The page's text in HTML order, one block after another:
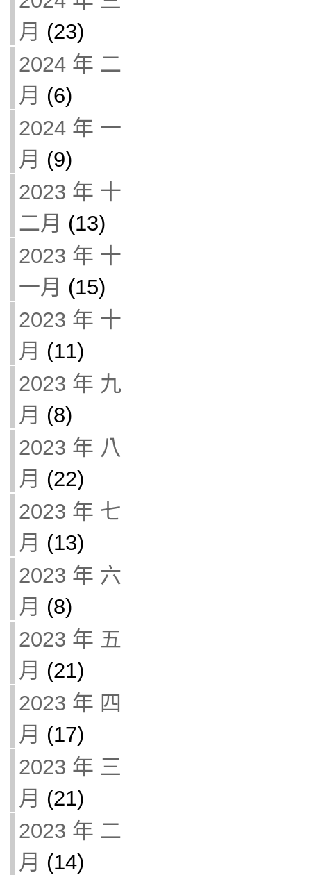
月 (23)
2024 年 二
月 (6)
2024 年 一
月 (9)
2023 年 十
二月 (13)
2023 年 十
一月 (15)
2023 年 十
月 (11)
2023 年 九
月 (8)
2023 年 八
月 (22)
2023 年 七
月 (13)
2023 年 六
月 (8)
2023 年 五
月 (21)
2023 年 四
月 (17)
2023 年 三
月 (21)
2023 年 二
月 (14)